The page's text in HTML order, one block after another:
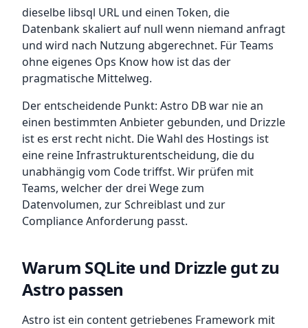
dieselbe libsql URL und einen Token, die
Datenbank skaliert auf null wenn niemand anfragt
und wird nach Nutzung abgerechnet. Für Teams
ohne eigenes Ops Know how ist das der
pragmatische Mittelweg.
Der entscheidende Punkt: Astro DB war nie an
einen bestimmten Anbieter gebunden, und Drizzle
ist es erst recht nicht. Die Wahl des Hostings ist
eine reine Infrastrukturentscheidung, die du
unabhängig vom Code triffst. Wir prüfen mit
Teams, welcher der drei Wege zum
Datenvolumen, zur Schreiblast und zur
Compliance Anforderung passt.
Warum SQLite und Drizzle gut zu
Astro passen
Astro ist ein content getriebenes Framework mit